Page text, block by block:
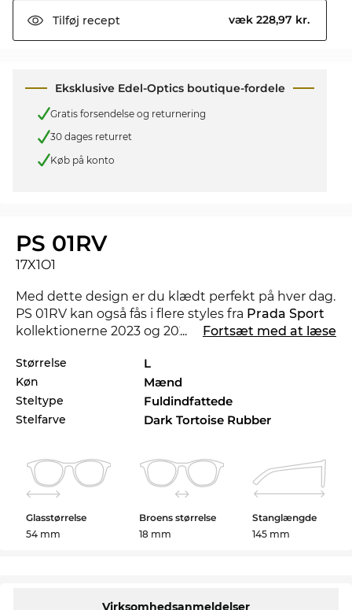
Tilføj recept væk 228,97 kr.
Eksklusive Edel-Optics boutique-fordele
Gratis forsendelse og returnering
30 dages returret
Køb på konto
PS 01RV
17X1O1
Med dette design er du klædt perfekt på hver dag.
PS 01RV kan også fås i flere styles fra Prada Sport
kollektionerne 2023 og 2024 i Edel-Optics
Udformningen af stellet her er rettet decideret til
til mænd
. De kompromisløse linier sørger for et
maskulint touch.
igen på lager. Hvis du bestiller nu, kan du sikre dig
den lave pris og så snart varerne ankommer,
dig med det samme. Da Edel-Optics er et paradis
for tilbudsjægere, får du også denne topmodel til
... Fortsæt med at læse
Størrelse L
Køn Mænd
Steltype Fuldindfattede
Stelfarve Dark Tortoise Rubber
Glasstørrelse
54 mm
Broens størrelse
18 mm
Stanglængde
145 mm
Virksomhedsanmeldelser